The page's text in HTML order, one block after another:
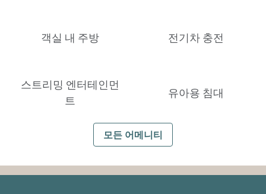
객실 내 주방 전기차 충전
스트리밍 엔터테인먼
트
유아용 침대
모든 어메니티